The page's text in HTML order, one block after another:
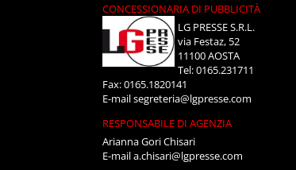
CONCESSIONARIA DI PUBBLICITÀ
LG PRESSE S.R.L.
via Festaz, 52
11100 AOSTA
Tel: 0165.231711
Fax: 0165.1820141
E-mailsegreteria@lgpresse.com
RESPONSABILE DI AGENZIA
Arianna Gori Chisari
E-maila.chisari@lgpresse.com